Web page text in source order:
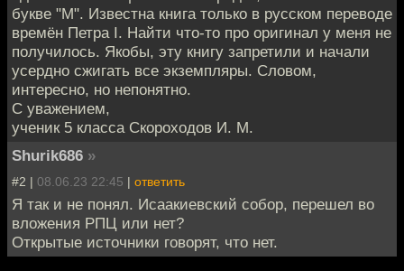
букве "М". Известна книга только в русском переводе
времён Петра I. Найти что-то про оригинал у меня не
получилось. Якобы, эту книгу запретили и начали
усердно сжигать все экземпляры. Словом,
интересно, но непонятно.
С уважением,
ученик 5 класса Скороходов И. М.
Shurik686 »
#2 | 08.06.23 22:45 | ответить
Я так и не понял. Исаакиевский собор, перешел во
вложения РПЦ или нет?
Открытые источники говорят, что нет.